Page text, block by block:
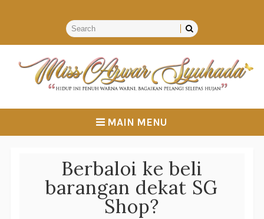
MAIN MENU
Berbaloi ke beli
barangan dekat SG
Shop?